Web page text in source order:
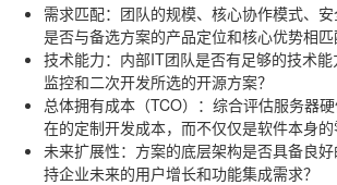
需求匹配：团队的规模、核心协作模式、安
是否与备选方案的产品定位和核心优势相匹
技术能力：内部IT团队是否有足够的技术能
监控和二次开发所选的开源方案？
总体拥有成本（TCO） ：综合评估服务器
在的定制开发成本，而不仅仅是软件本身的
未来扩展性：方案的底层架构是否具备良
持企业未来的用户增长和功能集成需求？